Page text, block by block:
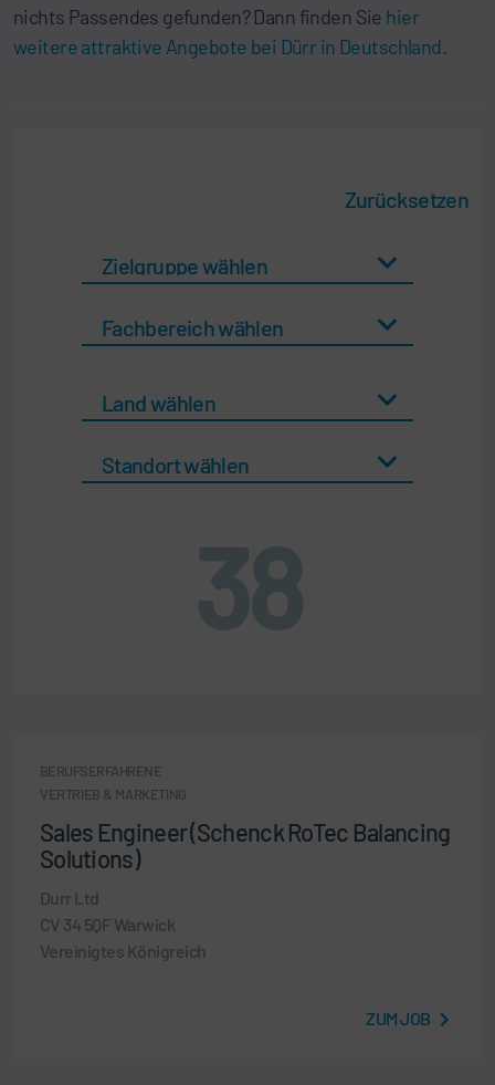
nichts Passendes gefunden? Dann finden Sie hier
weitere attraktive Angebote bei Dürr in Deutschland.
Zurücksetzen
BERUFSERFAHRENE
VERTRIEB & MARKETING
Sales Engineer (Schenck RoTec Balancing
Solutions)
Durr Ltd
CV 34 5QF Warwick
Vereinigtes Königreich
ZUM JOB